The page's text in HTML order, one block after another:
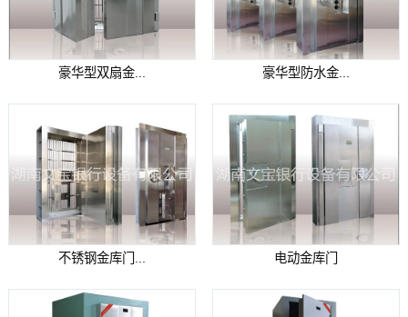
豪华型双扇金... 豪华型防水金...
不锈钢金库门... 电动金库门